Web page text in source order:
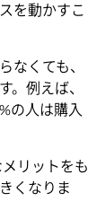
を動かすこ
なくても、
。例えば、
の人は購入
リットをも
くなりま